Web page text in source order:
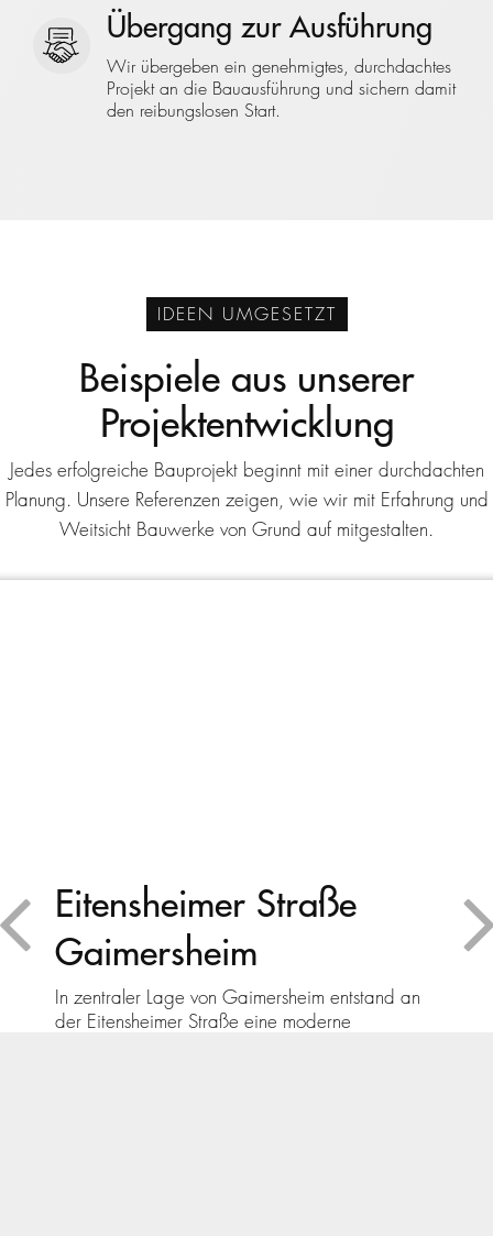
Übergang zur Ausführung
Wir übergeben ein genehmigtes, durchdachtes
Projekt an die Bauausführung und sichern damit
den reibungslosen Start.
IDEEN UMGESETZT
Beispiele aus unserer
Projektentwicklung
Jedes erfolgreiche Bauprojekt beginnt mit einer durchdachten
Planung. Unsere Referenzen zeigen, wie wir mit Erfahrung und
Weitsicht Bauwerke von Grund auf mitgestalten.
Eitensheimer Straße
Gaimersheim
In zentraler Lage von Gaimersheim entstand an
der Eitensheimer Straße eine moderne